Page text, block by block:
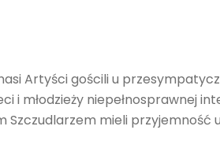
Artyści gościli u
i młodzieży niepełnosprawnej
Szczudlarzem mieli przyjemność